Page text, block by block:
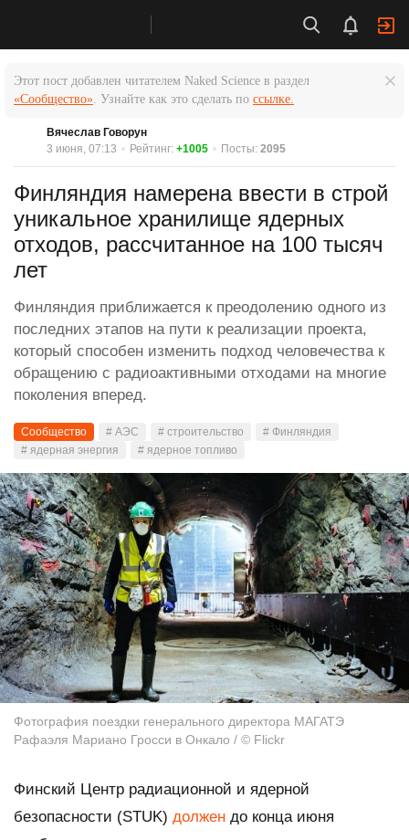
Этот пост добавлен читателем Naked Science в раздел
«Сообщество». Узнайте как это сделать по ссылке.
Вячеслав Говорун
3 июня, 07:13
Рейтинг: +1005 Посты: 2095
Финляндия намерена ввести в строй
уникальное хранилище ядерных
отходов, рассчитанное на 100 тысяч
лет
Финляндия приближается к преодолению одного из
последних этапов на пути к реализации проекта,
который способен изменить подход человечества к
обращению с радиоактивными отходами на многие
поколения вперед.
Сообщество # АЭС # строительство
# Финляндия
# ядерная энергия
# ядерное топливо
Фотография поездки генерального директора МАГАТЭ
Рафаэля Мариано Гросси в Онкало / © Flickr
Финский Центр радиационной и ядерной
безопасности (STUK) должен до конца июня